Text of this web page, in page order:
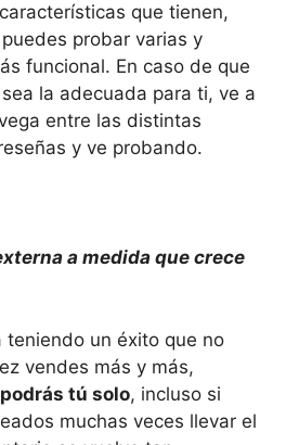
que tienen,
probar varias y
funcional. En caso de que
la adecuada para ti, ve a
entre las distintas
y ve probando.
a medida que crece
teniendo un éxito que no
vendes más y más,
tú solo, incluso si
muchas veces llevar el